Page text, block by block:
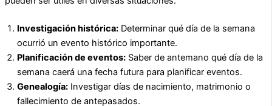
Investigación histórica: Determinar qué día de la semana
ocurrió un evento histórico importante.
Planificación de eventos: Saber de antemano qué día de la
semana caerá una fecha futura para planificar eventos.
Genealogía: Investigar días de nacimiento, matrimonio o
fallecimiento de antepasados.